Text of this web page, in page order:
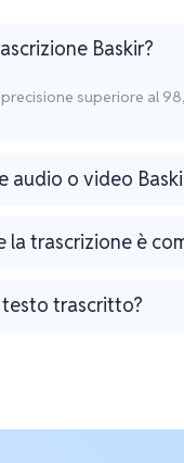
Baskir?
superiore al
audio o video
trascrizione è
trascritto?